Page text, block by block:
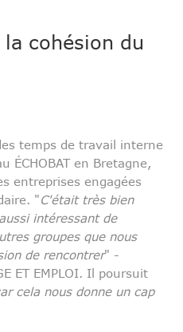
cohésion du
temps de travail interne
ÉCHOBAT en Bretagne,
entreprises engagées
"C'était très bien
intéressant de
groupes que nous
de rencontrer" -
ET EMPLOI. Il poursuit
cela nous donne un cap